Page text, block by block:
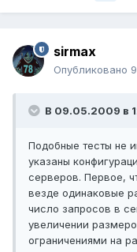
sirmax
Опубликовано
В 09.05.2009 в
Подобные тесты не
указаны
серверов. Первое,
везде одинаковые
число запросов в
увеличении
ограничениями на